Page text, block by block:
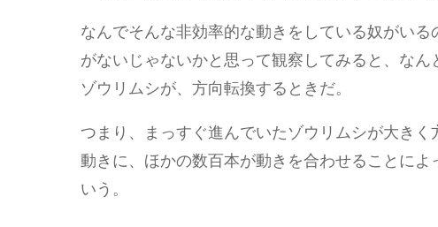
なんでそんな非効率的な動きをしている奴がい
がないじゃないかと思って観察してみると、な
ゾウリムシが、方向転換するときだ。
つまり、まっすぐ進んでいたゾウリムシが大き
動きに、ほかの数百本が動きを合わせることに
いう。